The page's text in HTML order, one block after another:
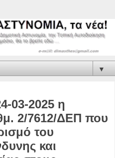
▼
03-2025 η
2/7612/ΔΕΠ που
του
και